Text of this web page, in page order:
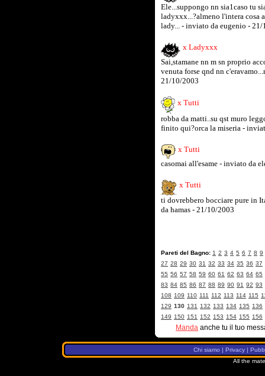
Ele...suppongo nn sia1caso tu
ladyxxx...?almeno l'intera cosa
lady... - inviato da eugenio -
x Ladyxxx
Sai,stamane nn m sn proprio
venuta forse qnd nn
21/10/2003
x Tutti
robba da matti..su qst muro
finito qui?orca la miseria -
x Tutti
casomai all'esame - inviato da
x Tutti
ti dovrebbero bocciare pure in
da hamas - 21/10/2003
Pareti del Bagno: 1 2 3 4 5 6 7 8 9
27 28 29 30 31 32 33 34 35 36 37
55 56 57 58 59 60 61 62 63 64 65
83 84 85 86 87 88 89 90 91 92 93
108 109 110 111 112 113 114 115
129 130 131 132 133 134 135 136
149 150 151 152 153 154 155 156
Manda anche tu il tuo
Chi siamo | Privacy |
All the